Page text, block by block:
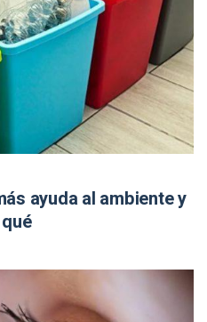
ayuda al ambiente y